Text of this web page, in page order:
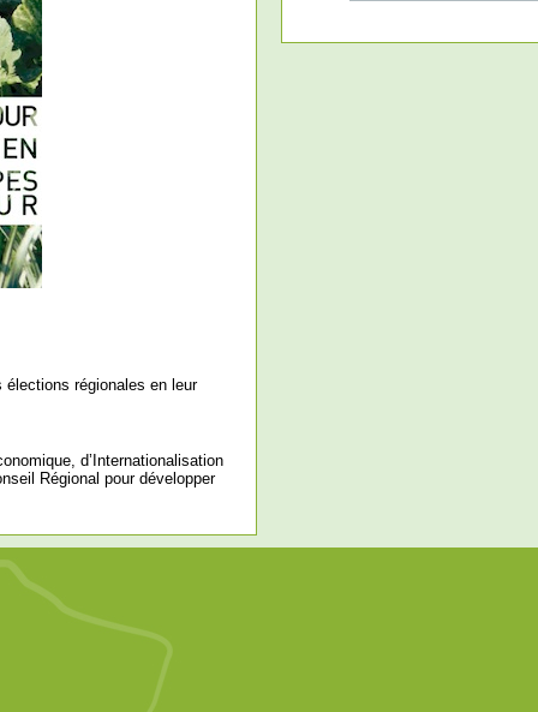
régionales en leur
d’Internationalisation
Régional pour développer